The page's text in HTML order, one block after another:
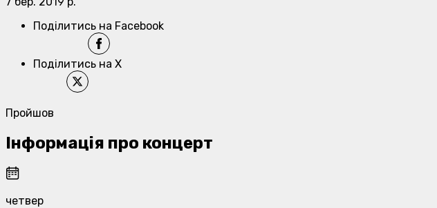
Поділитись на Facebook
Поділитись на X
Пройшов
Інформація про концерт
четвер